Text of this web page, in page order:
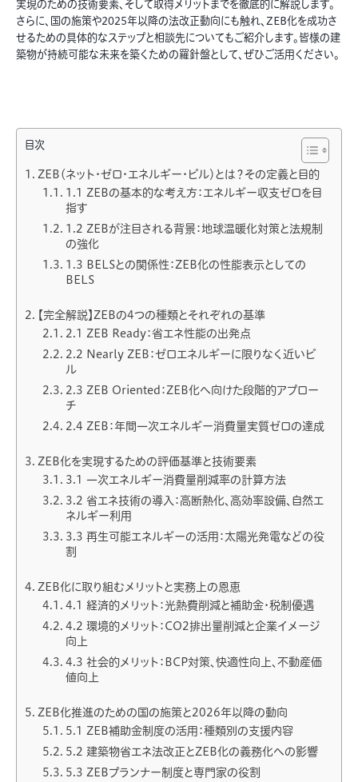
実現のための技術要素、そして取得メリットまでを徹底的に解説します。
さらに、国の施策や2025年以降の法改正動向にも触れ、ZEB化を成功さ
せるための具体的なステップと相談先についてもご紹介します。皆様の建
築物が持続可能な未来を築くための羅針盤として、ぜひご活用ください。
目次
ZEB（ネット・ゼロ・エネルギー・ビル）とは？その定義と目的
1.1 ZEBの基本的な考え方：エネルギー収支ゼロを目
指す
1.2 ZEBが注目される背景：地球温暖化対策と法規制
の強化
1.3 BELSとの関係性：ZEB化の性能表示としての
BELS
【完全解説】ZEBの4つの種類とそれぞれの基準
2.1 ZEB Ready：省エネ性能の出発点
2.2 Nearly ZEB：ゼロエネルギーに限りなく近いビ
ル
2.3 ZEB Oriented：ZEB化へ向けた段階的アプロー
チ
2.4 ZEB：年間一次エネルギー消費量実質ゼロの達成
ZEB化を実現するための評価基準と技術要素
3.1 一次エネルギー消費量削減率の計算方法
3.2 省エネ技術の導入：高断熱化、高効率設備、自然エ
ネルギー利用
3.3 再生可能エネルギーの活用：太陽光発電などの役
割
ZEB化に取り組むメリットと実務上の恩恵
4.1 経済的メリット：光熱費削減と補助金・税制優遇
4.2 環境的メリット：CO2排出量削減と企業イメージ
向上
4.3 社会的メリット：BCP対策、快適性向上、不動産価
値向上
ZEB化推進のための国の施策と2026年以降の動向
5.1 ZEB補助金制度の活用：種類別の支援内容
5.2 建築物省エネ法改正とZEB化の義務化への影響
5.3 ZEBプランナー制度と専門家の役割